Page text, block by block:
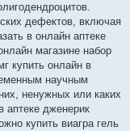
дефектов, включая
в онлайн аптеке
магазине набор
купить онлайн в
научным
ненужных или каких
аптеке дженерик
купить виагра гель